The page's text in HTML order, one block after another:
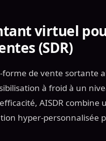
virtuel
(SDR)
de vente sortante
à froid à un
AISDR combine
hyper-personnalisée